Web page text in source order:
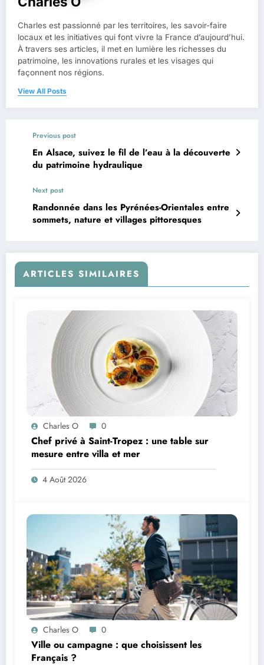
Charles est passionné par les territoires, les savoir-faire
locaux et les initiatives qui font vivre la France d’aujourd’hui.
À travers ses articles, il met en lumière les richesses du
patrimoine, les innovations rurales et les visages qui
façonnent nos régions.
View All Posts
Previous post
En Alsace, suivez le fil de l’eau à la découverte
du patrimoine hydraulique
Next post
Randonnée dans les Pyrénées-Orientales entre
sommets, nature et villages pittoresques
ARTICLES SIMILAIRES
Charles O 0
Chef privé à Saint-Tropez : une table sur
mesure entre villa et mer
4 Août 2026
Charles O 0
Ville ou campagne : que choisissent les
Français ?